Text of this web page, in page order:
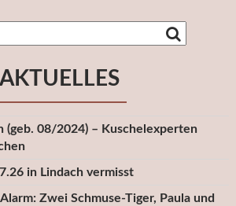
AKTUELLES
(geb. 08/2024) – Kuschelexperten
in Lindach vermisst
Zwei Schmuse-Tiger, Paula und